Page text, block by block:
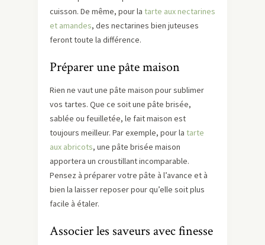
cuisson. De même, pour la tarte aux nectarines
et amandes, des nectarines bien juteuses
feront toute la différence.
Préparer une pâte maison
Rien ne vaut une pâte maison pour sublimer
vos tartes. Que ce soit une pâte brisée,
sablée ou feuilletée, le fait maison est
toujours meilleur. Par exemple, pour la tarte
aux abricots, une pâte brisée maison
apportera un croustillant incomparable.
Pensez à préparer votre pâte à l’avance et à
bien la laisser reposer pour qu’elle soit plus
facile à étaler.
Associer les saveurs avec finesse